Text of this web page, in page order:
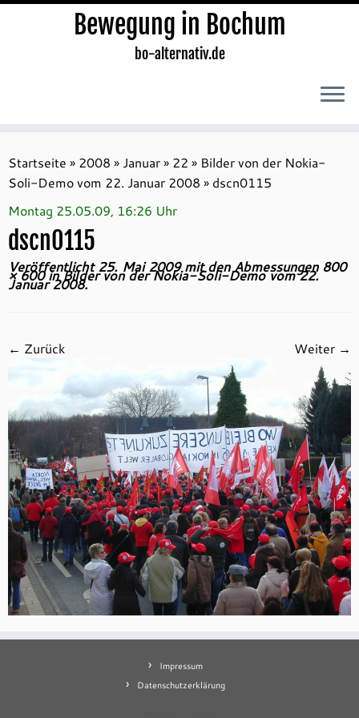
Inhalt
springen
Bewegung in Bochum
bo-alternativ.de
Startseite » 2008 » Januar» 22 » Bilder von der Nokia-
Soli-Demo vom 22. Januar 2008 » dscn0115
Montag 25.05.09, 16:26 Uhr
dscn0115
Veröffentlicht 25. Mai 2009mit den Abmessungen800
× 600inBilder von der Nokia-Soli-Demo vom 22.
Januar 2008.
← Zurück Weiter →
Impressum
Datenschutzerklärung